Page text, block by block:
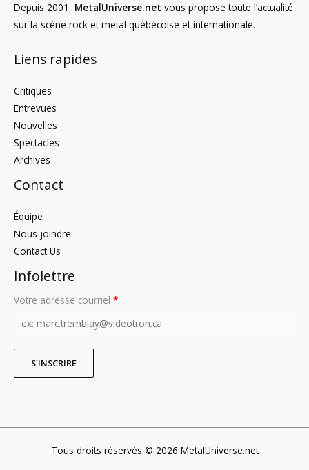
Depuis 2001, MetalUniverse.net vous propose toute l’actualité
sur la scène rock et metal québécoise et internationale.
Liens rapides
Critiques
Entrevues
Nouvelles
Spectacles
Archives
Contact
Équipe
Nous joindre
Contact Us
Infolettre
Votre adresse courriel *
Tous droits réservés © 2026 MetalUniverse.net